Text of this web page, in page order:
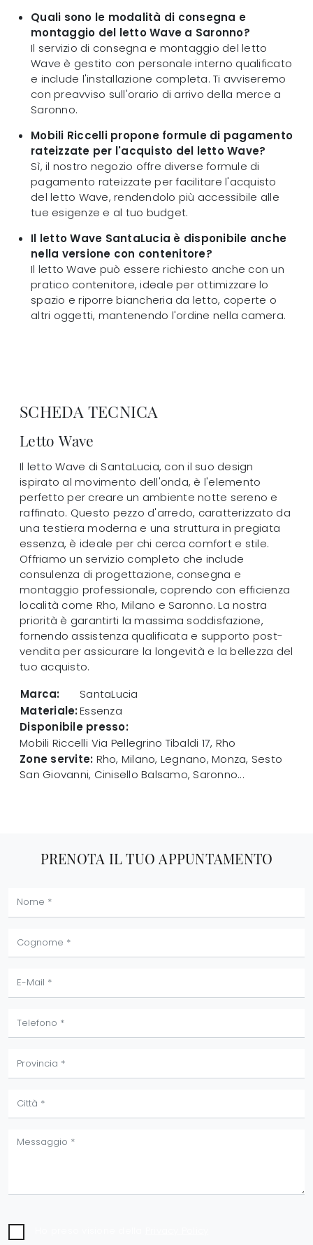
Quali sono le modalità di consegna e
montaggio del letto Wave a Saronno?
Il servizio di consegna e montaggio del letto
Wave è gestito con personale interno qualificato
e include l'installazione completa. Ti avviseremo
con preavviso sull'orario di arrivo della merce a
Saronno.
Mobili Riccelli propone formule di pagamento
rateizzate per l'acquisto del letto Wave?
Sì, il nostro negozio offre diverse formule di
pagamento rateizzate per facilitare l'acquisto
del letto Wave, rendendolo più accessibile alle
tue esigenze e al tuo budget.
Il letto Wave SantaLucia è disponibile anche
nella versione con contenitore?
Il letto Wave può essere richiesto anche con un
pratico contenitore, ideale per ottimizzare lo
spazio e riporre biancheria da letto, coperte o
altri oggetti, mantenendo l'ordine nella camera.
SCHEDA TECNICA
Letto Wave
Il letto Wave di SantaLucia, con il suo design
ispirato al movimento dell'onda, è l'elemento
perfetto per creare un ambiente notte sereno e
raffinato. Questo pezzo d'arredo, caratterizzato da
una testiera moderna e una struttura in pregiata
essenza, è ideale per chi cerca comfort e stile.
Offriamo un servizio completo che include
consulenza di progettazione, consegna e
montaggio professionale, coprendo con efficienza
località come Rho, Milano e Saronno. La nostra
priorità è garantirti la massima soddisfazione,
fornendo assistenza qualificata e supporto post-
vendita per assicurare la longevità e la bellezza del
tuo acquisto.
Marca:
SantaLucia
Materiale:Essenza
Disponibile presso:
Mobili Riccelli Via Pellegrino Tibaldi 17, Rho
Zone servite: Rho, Milano, Legnano, Monza, Sesto
San Giovanni, Cinisello Balsamo, Saronno...
PRENOTA IL TUO APPUNTAMENTO